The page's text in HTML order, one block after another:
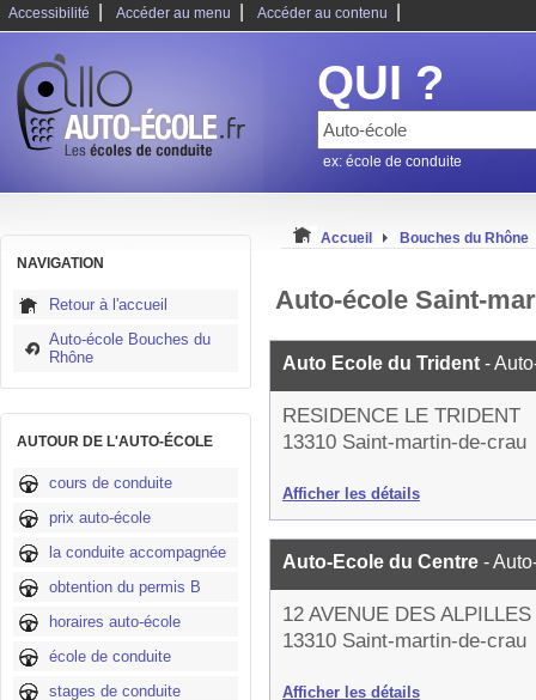
Accessibilité Accéder au menu Accéder au contenu
QUI ?
ex: école de conduite
NAVIGATION
Retour à l'accueil
Auto-école Bouches du
Rhône
AUTOUR DE L'AUTO-ÉCOLE
cours de conduite
prix auto-école
la conduite accompagnée
obtention du permis B
horaires auto-école
école de conduite
stages de conduite
Accueil Bouches du Rhône
Auto-école Saint-
Auto Ecole du Trident -
RESIDENCE LE TRIDENT
13310 Saint-martin-de-crau
Afficher les détails
Auto-Ecole du Centre -
12 AVENUE DES ALPILLES
13310 Saint-martin-de-crau
Afficher les détails